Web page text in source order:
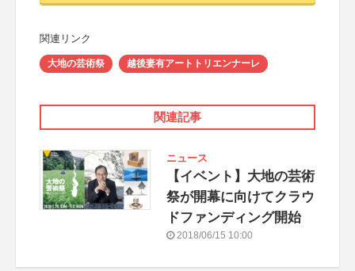
関連リンク
大地の芸術祭 越後妻有アートトリエンナーレ
関連記事
ニュース
【イベント】大地の芸術
祭が開幕に向けてクラウ
ドファンディング開始
2018/06/15 10:00